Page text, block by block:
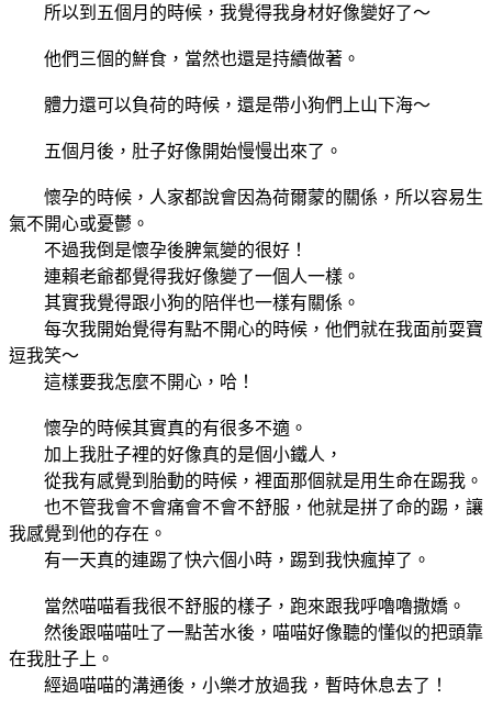
所以到五個月的時候，我覺得我身材好像變好了～
他們三個的鮮食，當然也還是持續做著。
體力還可以負荷的時候，還是帶小狗們上山下海～
五個月後，肚子好像開始慢慢出來了。
懷孕的時候，人家都說會因為荷爾蒙的關係，所以容易生
氣不開心或憂鬱。
不過我倒是懷孕後脾氣變的很好！
連賴老爺都覺得我好像變了一個人一樣。
其實我覺得跟小狗的陪伴也一樣有關係。
每次我開始覺得有點不開心的時候，他們就在我面前耍寶
逗我笑～
這樣要我怎麼不開心，哈！
懷孕的時候其實真的有很多不適。
加上我肚子裡的好像真的是個小鐵人，
從我有感覺到胎動的時候，裡面那個就是用生命在踢我。
也不管我會不會痛會不會不舒服，他就是拼了命的踢，讓
我感覺到他的存在。
有一天真的連踢了快六個小時，踢到我快瘋掉了。
當然喵喵看我很不舒服的樣子，跑來跟我呼嚕嚕撒嬌。
然後跟喵喵吐了一點苦水後，喵喵好像聽的懂似的把頭靠
在我肚子上。
經過喵喵的溝通後，小樂才放過我，暫時休息去了！